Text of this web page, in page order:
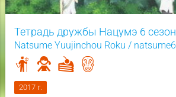
Тетрадь дружбы Нацумэ 6 сезон
Natsume Yuujinchou Roku / natsume6
2017 г.